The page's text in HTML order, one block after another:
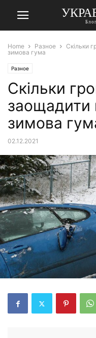
Home Разное
Скільки
зимова гума
Разное
Скільки
заощадити
зимова
02.12.2021